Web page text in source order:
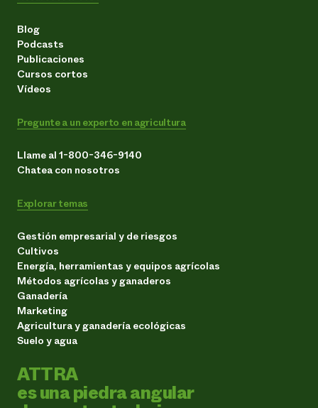
Blog
Podcasts
Publicaciones
Cursos cortos
Vídeos
Pregunte a un experto en agricultura
Llame al 1-800-346-9140
Chatea con nosotros
Explorar temas
Gestión empresarial y de riesgos
Cultivos
Energía, herramientas y equipos agrícolas
Métodos agrícolas y ganaderos
Ganadería
Marketing
Agricultura y ganadería ecológicas
Suelo y agua
ATTRA
es una piedra angular